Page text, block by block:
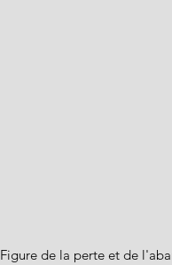
Figure de la perte et de